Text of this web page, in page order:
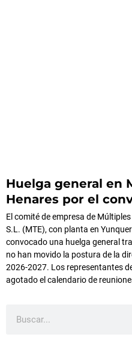
Huelga general en
Henares por el
El comité de empresa de
S.L. (MTE), con planta en
convocado una huelga general
no han movido la postura de la
2026-2027. Los representantes
agotado el calendario de